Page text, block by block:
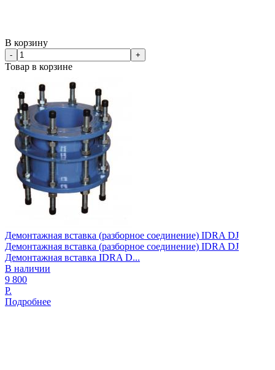
В корзину
- +
Товар в корзине
Демонтажная вставка (разборное соединение) IDRA DJ
Демонтажная вставка (разборное соединение) IDRA DJ
Демонтажная вставка IDRA D...
В наличии
9 800
Р.
Подробнее